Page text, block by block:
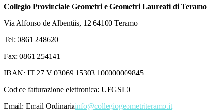
Collegio Provinciale Geometri e Geometri Laureati di Teramo
Via Alfonso de Albentiis, 12 64100 Teramo
Tel: 0861 248620
Fax: 0861 254141
IBAN: IT 27 V 03069 15303 100000009845
Codice fatturazione elettronica: UFGSL0
Email: Email Ordinariainfo@collegiogeometriteramo.it